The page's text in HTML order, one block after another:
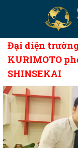
Đại diện
KURIMOTO
SHINSEKAI